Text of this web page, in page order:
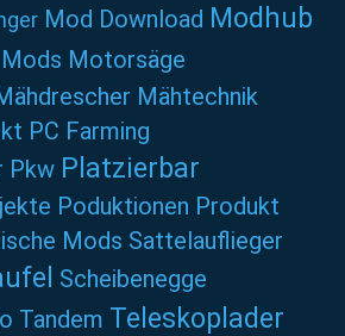
Mod Download Modhub
Mods Motorsäge
Mähtechnik
PC Farming
Pkw Platzierbar
Poduktionen Produkt
Mods Sattelauflieger
Scheibenegge
Tandem Teleskoplader